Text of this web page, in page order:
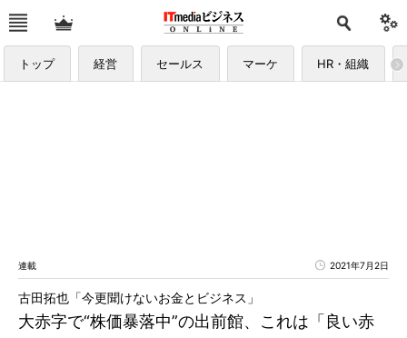
トップ 経営 セールス マーケ HR・組織
連載 2021年7月2日
大赤字で“株価暴落中”の出前館、これは「良い赤
古田拓也「今更聞けないお金とビジネス」